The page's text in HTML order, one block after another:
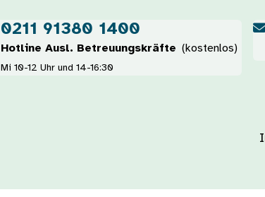
0211 91380 1400
Hotline Ausl. Betreuungskräfte (kostenlos)
Mi 10-12 Uhr und 14-16:30